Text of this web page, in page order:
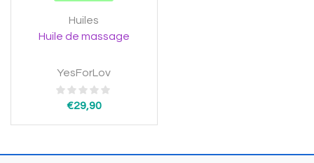
Huiles
Huile de massage
YesForLov
€29,90